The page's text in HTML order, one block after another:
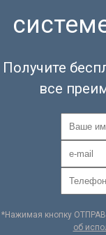
Получите
все
*Нажимая кнопку
об